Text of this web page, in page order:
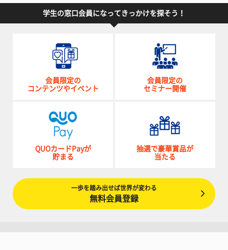
学生の窓口会員になってきっかけを探そう！
会員限定の
コンテンツやイベント
会員限定の
セミナー開催
QUOカードPayが
貯まる
抽選で豪華賞品が
当たる
一歩を踏み出せば世界が変わる
無料会員登録